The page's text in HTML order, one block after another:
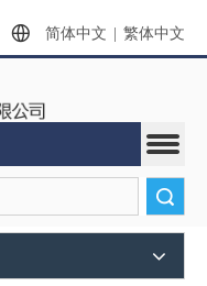
简体中文 繁体中文